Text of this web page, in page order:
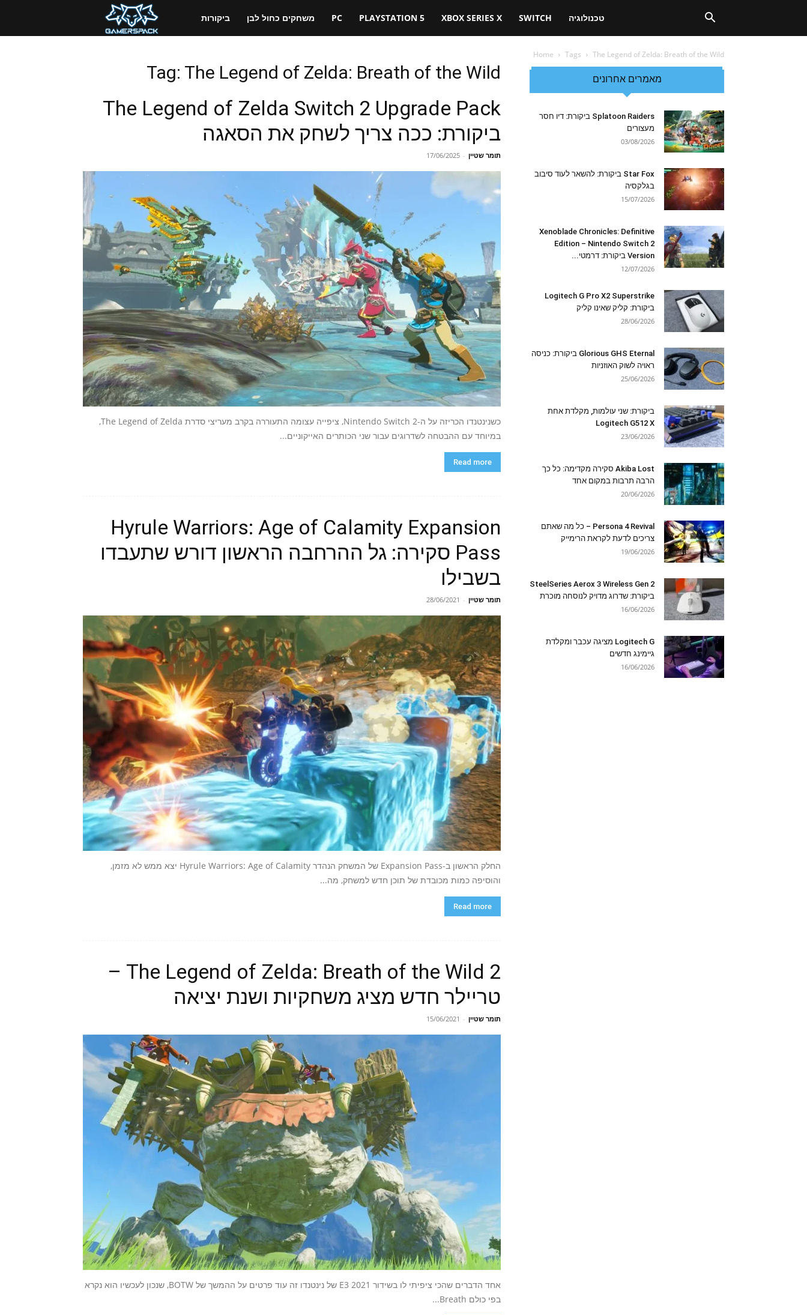
ביקורות משחקים כחול לבן PC PLAYSTATION 5 XBOX SERIES X SWITCH טכנולוגיה
Home Tags The Legend of Zelda: Breath of the Wild
Tag: The Legend of Zelda: Breath of the Wild
The Legend of Zelda Switch 2 Upgrade Pack
ביקורת: ככה צריך לשחק את הסאגה
תומר שטיין -
17/06/2025
כשנינטנדו הכריזה על ה-Nintendo Switch 2, ציפייה עצומה התעוררה בקרב מעריצי סדרת The Legend of Zelda,
במיוחד עם ההבטחה לשדרוגים עבור שני הכותרים האייקוניים...
Read more
Hyrule Warriors: Age of Calamity Expansion
Pass סקירה: גל ההרחבה הראשון דורש שתעבדו
בשבילו
תומר שטיין -
28/06/2021
החלק הראשון ב-Expansion Pass של המשחק הנהדר Hyrule Warriors: Age of Calamity יצא ממש לא מזמן,
והוסיפה כמות מכובדת של תוכן חדש למשחק, מה...
Read more
The Legend of Zelda: Breath of the Wild 2 –
טריילר חדש מציג משחקיות ושנת יציאה
תומר שטיין -
15/06/2021
אחד הדברים שהכי ציפיתי לו בשידור E3 2021 של נינטנדו זה עוד פרטים על ההמשך של BOTW, שנכון לעכשיו הוא נקרא
בפי כולם Breath...
מאמרים אחרונים
Splatoon Raiders ביקורת: דיו חסר
מעצורים
03/08/2026
Star Fox ביקורת: להשאר לעוד סיבוב
בגלקסיה
15/07/2026
Xenoblade Chronicles: Definitive
Edition – Nintendo Switch 2
Version ביקורת: דרמטי...
12/07/2026
Logitech G Pro X2 Superstrike
ביקורת: קליק שאינו קליק
28/06/2026
Glorious GHS Eternal ביקורת: כניסה
ראויה לשוק האוזניות
25/06/2026
ביקורת: שני עולמות, מקלדת אחת
Logitech G512 X
23/06/2026
Akiba Lost סקירה מקדימה: כל כך
הרבה תרבות במקום אחד
20/06/2026
Persona 4 Revival – כל מה שאתם
צריכים לדעת לקראת הרימייק
19/06/2026
SteelSeries Aerox 3 Wireless Gen 2
ביקורת: שדרוג מדויק לנוסחה מוכרת
16/06/2026
Logitech G מציגה עכבר ומקלדת
גיימינג חדשים
16/06/2026